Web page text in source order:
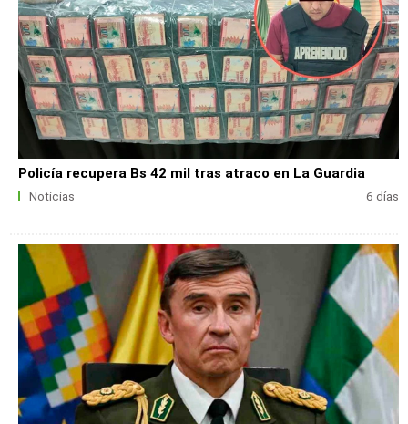
Policía recupera Bs 42 mil tras atraco en La Guardia
Noticias 6 días